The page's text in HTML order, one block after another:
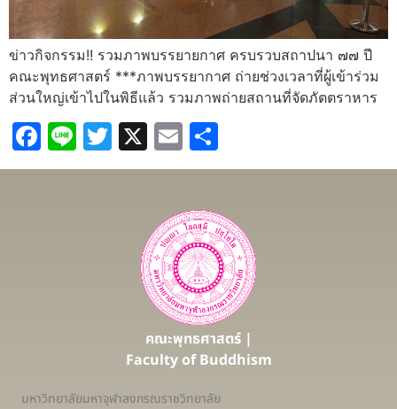
ข่าวกิจกรรม!! รวมภาพบรรยายกาศ ครบรวบสถาปนา ๗๗ ปี
คณะพุทธศาสตร์ ***ภาพบรรยากาศ ถ่ายช่วงเวลาที่ผู้เข้าร่วม
ส่วนใหญ่เข้าไปในพิธีแล้ว รวมภาพถ่ายสถานที่จัดภัตตราหาร
Facebook
LineTwitter
X Email
คณะพุทธศาสตร์ |
Faculty of Buddhism
มหาวิทยาลัยมหาจุฬาลงกรณราชวิทยาลัย